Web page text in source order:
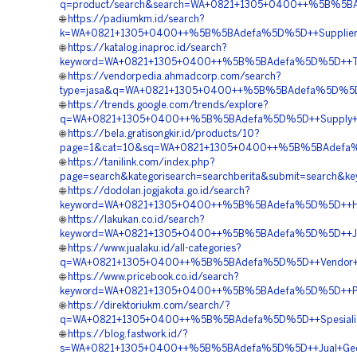
q=product/
🌐 https://padiumkm.id/search?
🌐 https://katalog.inaproc.id/search?
🌐 https://vendorpedia.ahmadcorp.com/search?
🌐 https://trends.google.com/trends/explore?
🌐 https://bela.gratisongkir.id/products/10?
🌐 https://tanilink.com/index.php?
🌐 https://dodolan.jogjakota.go.id/search?
🌐 https://lakukan.co.id/search?
🌐 https://www.jualaku.id/all-categories?
🌐 https://www.pricebook.co.id/search?
🌐 https://direktoriukm.com/search/?
🌐 https://blog.fastwork.id/?